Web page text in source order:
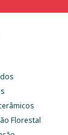
Florestal